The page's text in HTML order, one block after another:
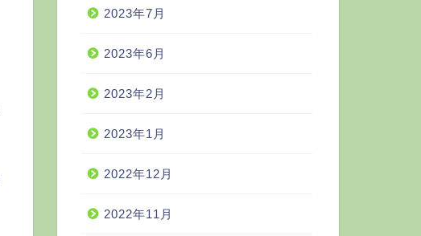
2023年7月
2023年6月
2023年2月
2023年1月
2022年12月
2022年11月